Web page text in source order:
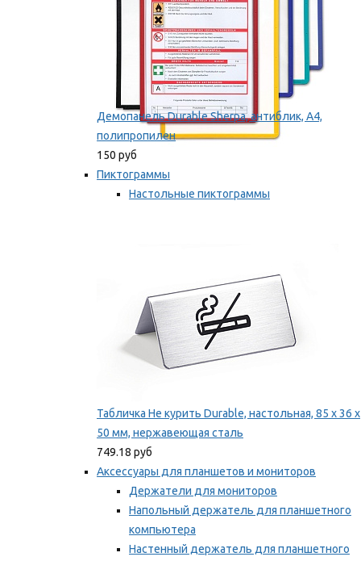
Демопанель Durable Sherpa, антиблик, А4,
полипропилен
150 руб
Пиктограммы
Настольные пиктограммы
Табличка Не курить Durable, настольная, 85 x 36 x
50 мм, нержавеющая сталь
749.18 руб
Аксессуары для планшетов и мониторов
Держатели для мониторов
Напольный держатель для планшетного
компьютера
Настенный держатель для планшетного